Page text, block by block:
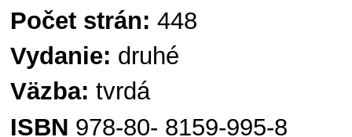
Počet strán: 448
Vydanie: druhé
Väzba: tvrdá
ISBN 978-80- 8159-995-8